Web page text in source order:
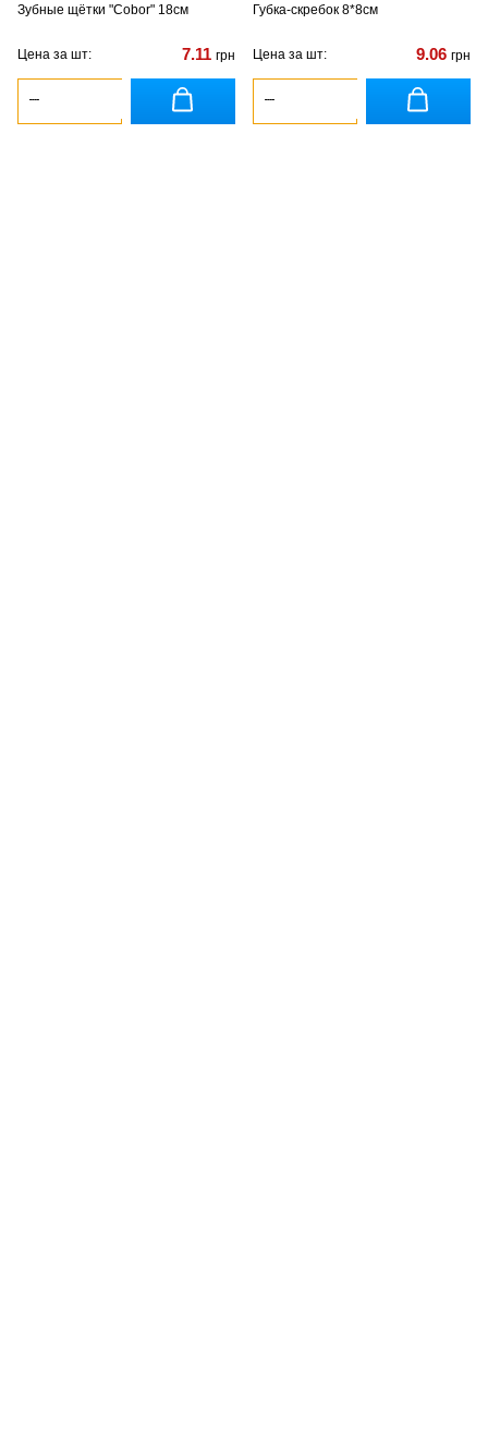
Зубные щётки "Cobor" 18см
Цена за шт: 7.11 грн
Губка-скребок 8*8см
Цена за шт: 9.06 грн